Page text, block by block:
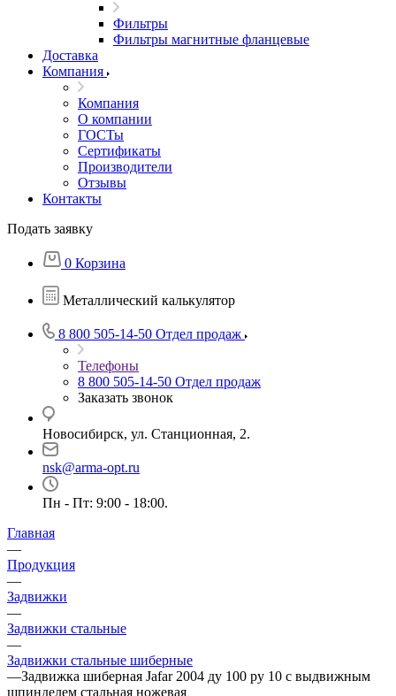
Фильтры
Фильтры магнитные фланцевые
Доставка
Компания
Компания
О компании
ГОСТы
Сертификаты
Производители
Отзывы
Контакты
Подать заявку
0 Корзина
Металлический калькулятор
8 800 505-14-50 Отдел продаж
Телефоны
8 800 505-14-50 Отдел продаж
Заказать звонок
Новосибирск, ул. Станционная, 2.
nsk@arma-opt.ru
Пн - Пт: 9:00 - 18:00.
Главная
—
Продукция
—
Задвижки
—
Задвижки стальные
—
Задвижки стальные шиберные
—Задвижка шиберная Jafar 2004 ду 100 ру 10 с выдвижным
шпинделем стальная ножевая